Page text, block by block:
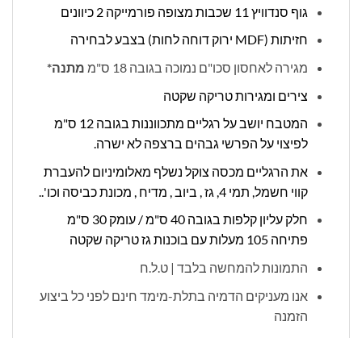
גוף סנדוויץ 11 שכבות מצופה פורמייקה 2 כיוונים
חזיתות (MDF ירוק דוחה לחות) בצבע לבחירה
מגירה לאחסון סכו"ם נמוכה בגובה 18 ס"מ
מתנה*
צירים ומגירות טריקה שקטה
המטבח יושב על רגליים מתכווננות בגובה 12 ס"מ
לפיצוי על הפרשי גבהים ברצפה לא ישרה.
את הרגליים מכסה צוקל נשלף מאלומיניום להעברת
קווי חשמל, תמי 4, גז , ביוב , מדיח , מכונת כביסה וכו'..
חלק עליון קלפות בגובה 40 ס"מ / עומק 30 ס"מ
פתיחה 105 מעלות עם בוכנות גז טריקה שקטה
התמונות להמחשה בלבד | ט.ל.ח
אנו מעניקים הדמיה בתלת-מימד חינם לפני כל ביצוע
הזמנה